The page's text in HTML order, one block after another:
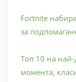
Fortnite
за
Топ 10 на най-
момента,